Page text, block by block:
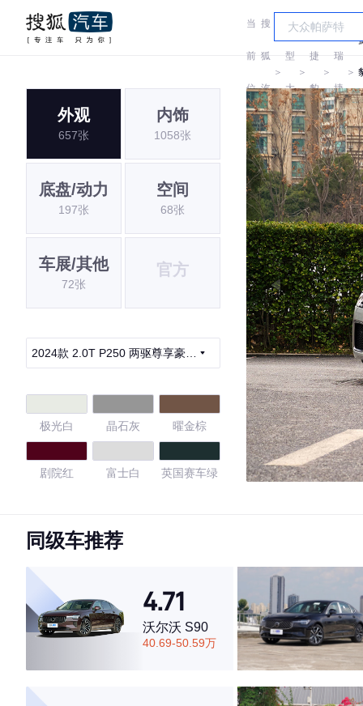
当
前
位
置:
搜
狐
汽
车
＞
车
型
大
全
＞
捷
豹
＞
奇
瑞
捷
豹
＞
外观
657张
内饰
1058张
底盘/动力
197张
空间
68张
车展/其他
72张
官方
2024款 2.0T P250 两驱尊享豪华
极光白 晶石灰 曜金棕
剧院红 富士白 英国赛车绿
4.59
·外观表现较为优秀，优于63%同级车
·空间表现较为优秀，优于52%同级车
同级车推荐
4.71
沃尔沃 S90
40.69-50.59万